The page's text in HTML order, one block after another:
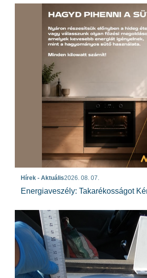
Hírek - Aktuális2026. 08. 07.
Energiaveszély: Takarékosságot